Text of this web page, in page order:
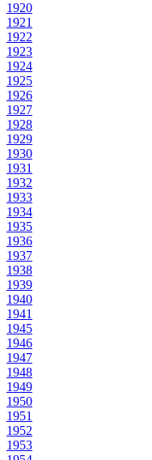
1920
1921
1922
1923
1924
1925
1926
1927
1928
1929
1930
1931
1932
1933
1934
1935
1936
1937
1938
1939
1940
1941
1945
1946
1947
1948
1949
1950
1951
1952
1953